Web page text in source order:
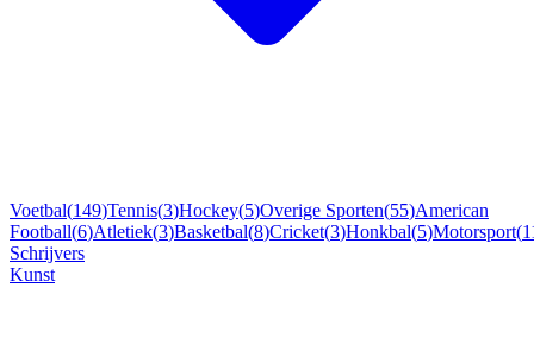
Voetbal(149)Tennis(3)Hockey(5)Overige Sporten(55)American
Football(6)Atletiek(3)Basketbal(8)Cricket(3)Honkbal(5)Motorsport(
Schrijvers
Kunst